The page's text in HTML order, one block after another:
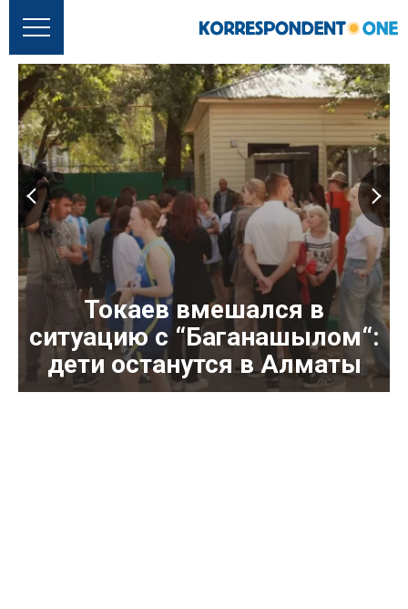
Токаев вмешался в
ситуацию с “Баганашылом“:
дети останутся в Алматы